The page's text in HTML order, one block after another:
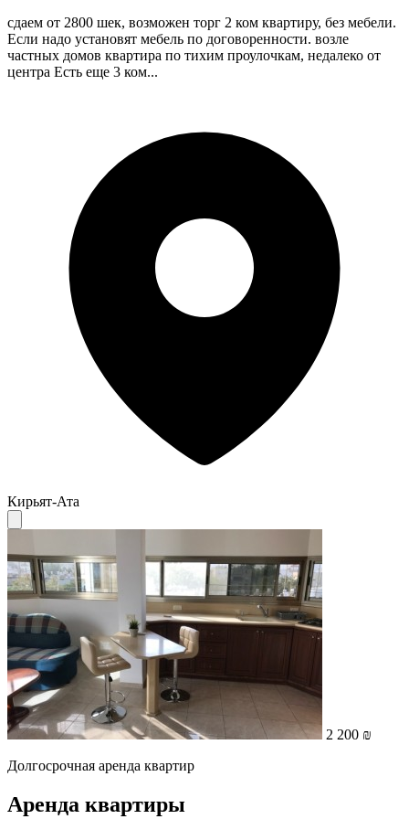
сдаем от 2800 шек, возможен торг 2 ком квартиру, без мебели.
Если надо установят мебель по договоренности. возле
частных домов квартира по тихим проулочкам, недалеко от
центра Есть еще 3 ком...
Кирьят-Ата
2 200 ₪
Долгосрочная аренда квартир
Аренда квартиры